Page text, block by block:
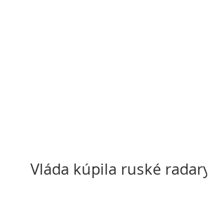
Vláda kúpila ruské radary